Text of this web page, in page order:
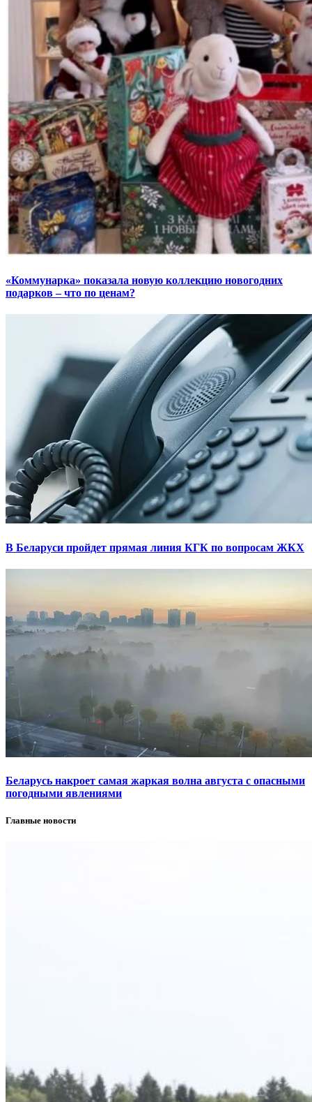
«Коммунарка» показала новую коллекцию новогодних
подарков – что по ценам?
В Беларуси пройдет прямая линия КГК по вопросам ЖКХ
Беларусь накроет самая жаркая волна августа с опасными
погодными явлениями
Главные новости